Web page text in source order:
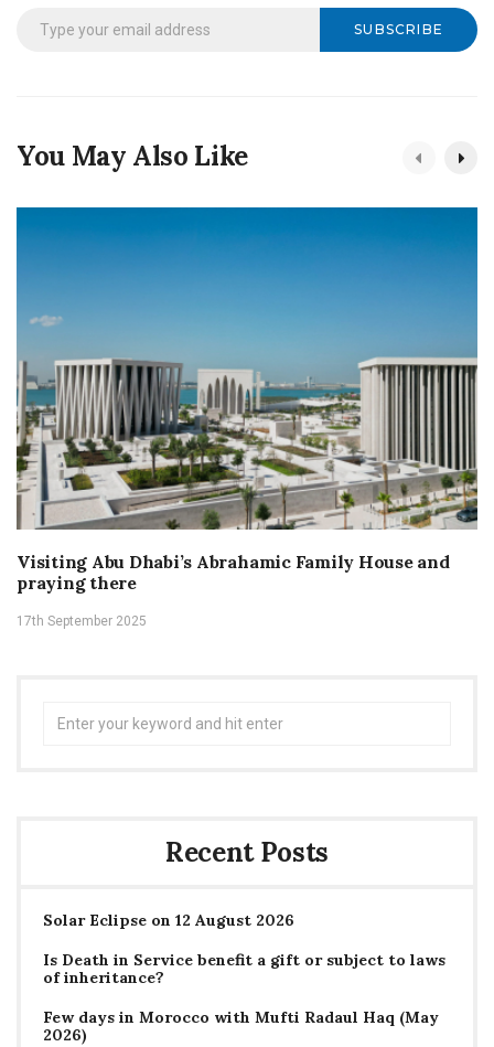
SUBSCRIBE
You May Also Like
Visiting Abu Dhabi’s Abrahamic Family House and
praying there
17th September 2025
Recent Posts
Solar Eclipse on 12 August 2026
Is Death in Service benefit a gift or subject to laws
of inheritance?
Few days in Morocco with Mufti Radaul Haq (May
2026)